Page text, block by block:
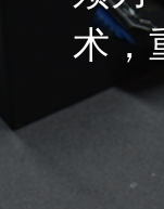
术，